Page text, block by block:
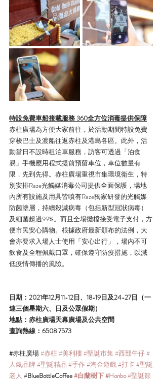
特設免費車船接載服務 360全方位消毒提供保障
赤柱廣場為方便大家前往，於活動期間特設免費
穿梭巴士及渡船往返赤柱及港島各區。此外，活
動當日不設時租泊車服務，訪客可透過「泊食
易」手機應用程式提前預留車位，車位數量有
限，先到先得。赤柱廣場重視市集環境衛生，特
別安排Raze光觸媒消毒公司提供全面保護，場地
內所有設施及用具皆噴有Raze獨家研發的光觸媒
防菌塗層，持續殺滅病毒（包括新型冠狀病毒）
及細菌超過99%。而且全場攤檔接受電子支付，方
便市民安心購物。根據政府最新頒布的法例，大
會亦要求入場人士使用「安心出行」，場內不可
飲食及全程佩戴口罩，確保遵守防疫措施，以減
低疫情傳播的風險。
日期：2021年12月11-12日、18-19日及24-27日（一
連三個星期六、日及公眾假期）
地點：赤柱廣場天幕廣場及公共空間
查詢熱線：6508 7573
#赤柱廣場 #赤柱 #美利樓#聖誕市集 #西部牛仔#
人氣品牌 #聖誕精品 #手作#淘金遊戲#打卡#聖誕
老人 #BlueBottleCoffee #白蘭樹下#Honbo#聖誕節